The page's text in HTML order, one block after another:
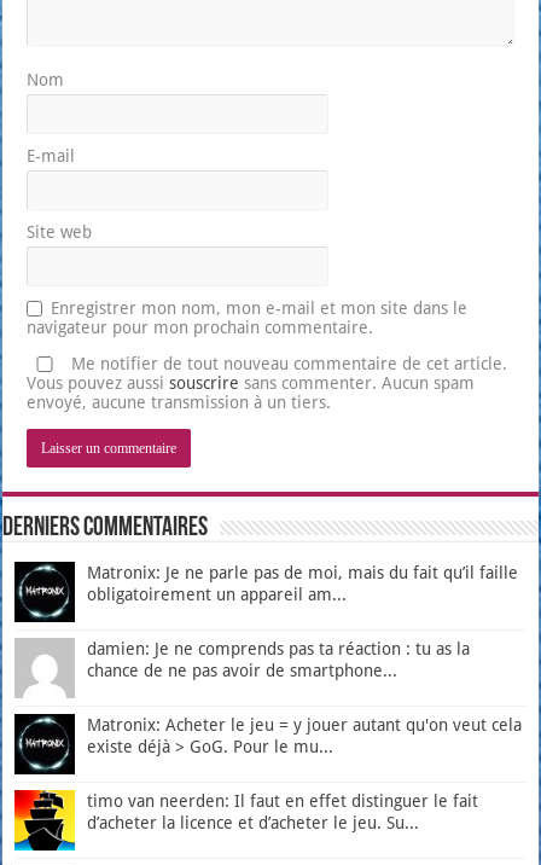
Nom
E-mail
Site web
Enregistrer mon nom, mon e-mail et mon site dans le
navigateur pour mon prochain commentaire.
Me notifier de tout nouveau commentaire de cet article.
Vous pouvez aussisouscrire sans commenter. Aucun spam
envoyé, aucune transmission à un tiers.
Derniers Commentaires
Matronix: Je ne parle pas de moi, mais du fait qu’il faille
obligatoirement un appareil am...
damien: Je ne comprends pas ta réaction : tu as la
chance de ne pas avoir de smartphone...
Matronix: Acheter le jeu = y jouer autant qu'on veut cela
existe déjà > GoG. Pour le mu...
timo van neerden: Il faut en effet distinguer le fait
d’acheter la licence et d’acheter le jeu. Su...